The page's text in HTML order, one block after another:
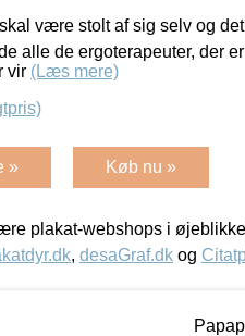
være stolt af sig selv og det
alle de ergoterapeuter, der
vir (Læs mere)
» Køb nu »
plakat-webshops i
, desaGraf.dk og